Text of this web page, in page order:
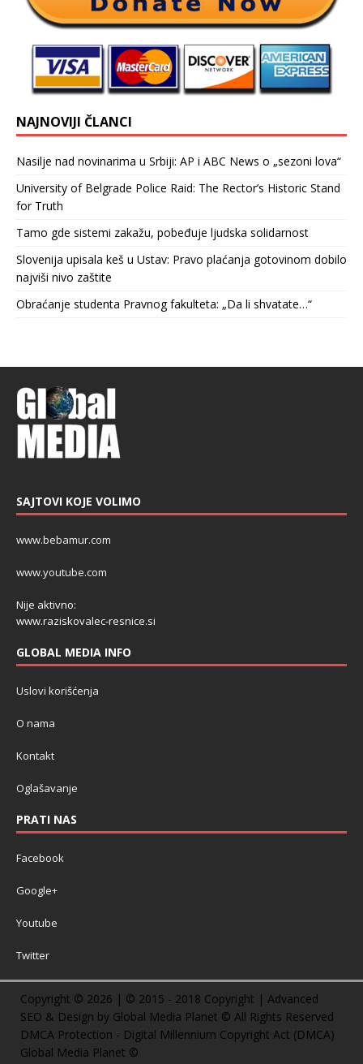
NAJNOVIJI ČLANCI
Nasilje nad novinarima u Srbiji: AP i ABC News o „sezoni lova“
University of Belgrade Police Raid: The Rector’s Historic Stand
for Truth
Tamo gde sistemi zakažu, pobeđuje ljudska solidarnost
Slovenija upisala keš u Ustav: Pravo plaćanja gotovinom dobilo
najviši nivo zaštite
Obraćanje studenta Pravnog fakulteta: „Da li shvatate…“
SAJTOVI KOJE VOLIMO
www.bebamur.com
www.youtube.com
Nije aktivno:
www.raziskovalec-resnice.si
GLOBAL MEDIA INFO
Uslovi korišćenja
O nama
Kontakt
Oglašavanje
PRATI NAS
Facebook
Google+
Youtube
Twitter
Copyright © 2026 | © 2015 - 2018 Copyright | Advanced
SEO & Design by Global Media Planet © All Rights Reserved
DMCA Protection - Digital Millennium Copyright Act (DMCA)
Global Media Planet ©